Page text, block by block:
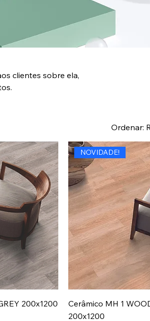
clientes sobre ela,
Ordenar:
200x1200
NOVIDADE!
Cerâmico MH 1
200x1200